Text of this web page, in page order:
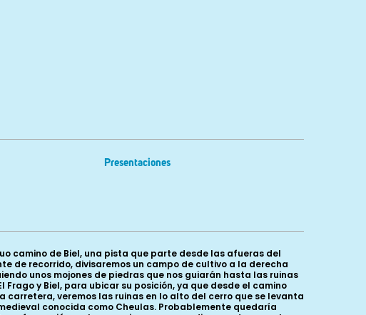
Presentaciones
camino de Biel, una pista que parte desde las afueras del
de recorrido, divisaremos un campo de cultivo a la derecha
unos mojones de piedras que nos guiarán hasta las ruinas
y Biel, para ubicar su posición, ya que desde el camino
veremos las ruinas en lo alto del cerro que se levanta
conocida como Cheulas. Probablemente quedaría